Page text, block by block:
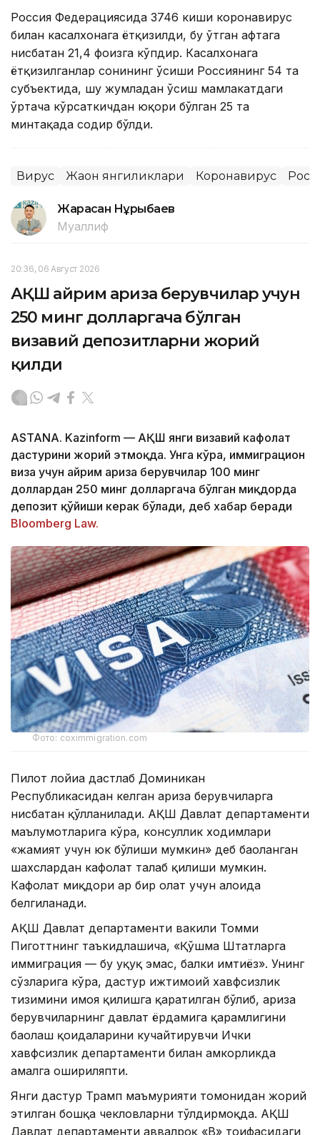
Россия Федерациясида 3746 киши коронавирус
билан касалхонага ётқизилди, бу ўтган ҳафтага
нисбатан 21,4 фоизга кўпдир. Касалхонага
ётқизилганлар сонининг ўсиши Россиянинг 54 та
субъектида, шу жумладан ўсиш мамлакатдаги
ўртача кўрсаткичдан юқори бўлган 25 та
минтақада содир бўлди.
Вирус Жаҳон янгиликлари Коронавирус
Жарасқан Нұрыбаев
Муаллиф
20:36, 06 Август 2026
АҚШ айрим ариза берувчилар учун
250 минг долларгача бўлган
визавий депозитларни жорий
қилди
ASTANA. Kazinform — АҚШ янги визавий кафолат
дастурини жорий этмоқда. Унга кўра, иммиграцион
виза учун айрим ариза берувчилар 100 минг
доллардан 250 минг долларгача бўлган миқдорда
депозит қўйиши керак бўлади, деб хабар беради
Bloomberg Law.
Фото: coximmigration.com
Пилот лойиҳа дастлаб Доминикан
Республикасидан келган ариза берувчиларга
нисбатан қўлланилади. АҚШ Давлат департаменти
маълумотларига кўра, консуллик ходимлари
«жамият учун юк бўлиши мумкин» деб баҳоланган
шахслардан кафолат талаб қилиши мумкин.
Кафолат миқдори ҳар бир ҳолат учун алоҳида
белгиланади.
АҚШ Давлат департаменти вакили Томми
Пиготтнинг таъкидлашича, «Қўшма Штатларга
иммиграция — бу ҳуқуқ эмас, балки имтиёз». Унинг
сўзларига кўра, дастур ижтимоий хавфсизлик
тизимини ҳимоя қилишга қаратилган бўлиб, ариза
берувчиларнинг давлат ёрдамига қарамлигини
баҳолаш қоидаларини кучайтирувчи Ички
хавфсизлик департаменти билан ҳамкорликда
амалга ошириляпти.
Янги дастур Трамп маъмурияти томонидан жорий
этилган бошқа чекловларни тўлдирмоқда. АҚШ
Давлат департаменти аввалроқ «B» тоифасидаги